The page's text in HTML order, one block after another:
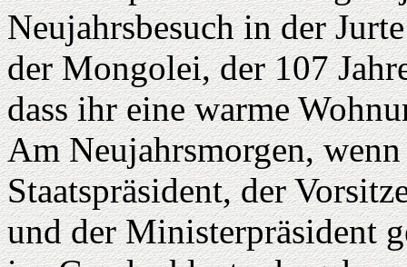
Neujahrsbesuch in der
der Mongolei, der 107
dass ihr eine warme
Am Neujahrsmorgen,
Staatspräsident, der
und der Ministerpräsident